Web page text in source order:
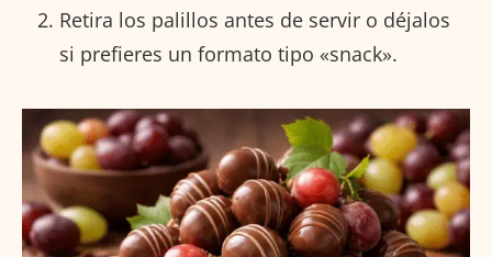
Retira los palillos antes de servir o déjalos
si prefieres un formato tipo «snack».